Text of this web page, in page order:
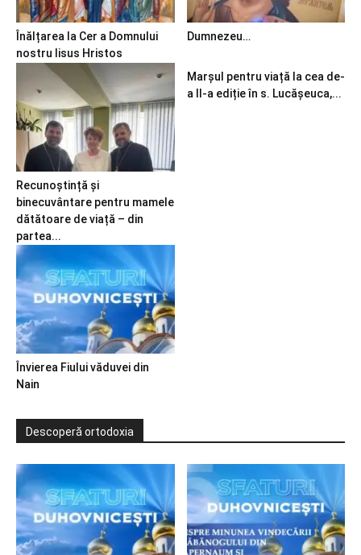
Înălțarea la Cer a Domnului
nostru Iisus Hristos
Dumnezeu…
Recunoștință și
binecuvântare pentru mamele
dătătoare de viață – din
partea...
Marșul pentru viață la cea de-
a II-a ediție în s. Lucășeuca,...
Învierea Fiului văduvei din
Nain
Descoperă ortodoxia